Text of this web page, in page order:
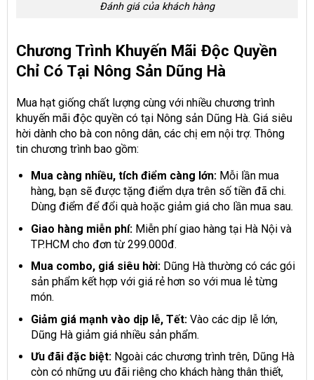
Đánh giá của khách hàng
Chương Trình Khuyến Mãi Độc Quyền
Chỉ Có Tại Nông Sản Dũng Hà
Mua hạt giống chất lượng cùng với nhiều chương trình
khuyến mãi độc quyền có tại Nông sản Dũng Hà. Giá siêu
hời dành cho bà con nông dân, các chị em nội trợ. Thông
tin chương trình bao gồm:
Mua càng nhiều, tích điểm càng lớn: Mỗi lần mua
hàng, bạn sẽ được tặng điểm dựa trên số tiền đã chi.
Dùng điểm để đổi quà hoặc giảm giá cho lần mua sau.
Giao hàng miễn phí: Miễn phí giao hàng tại Hà Nội và
TP.HCM cho đơn từ 299.000đ.
Mua combo, giá siêu hời: Dũng Hà thường có các gói
sản phẩm kết hợp với giá rẻ hơn so với mua lẻ từng
món.
Giảm giá mạnh vào dịp lễ, Tết: Vào các dịp lễ lớn,
Dũng Hà giảm giá nhiều sản phẩm.
Ưu đãi đặc biệt: Ngoài các chương trình trên, Dũng Hà
còn có những ưu đãi riêng cho khách hàng thân thiết,